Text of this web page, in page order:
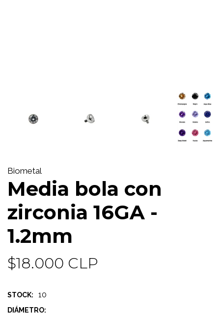
Biometal
Media bola con
zirconia 16GA -
1.2mm
$18.000 CLP
STOCK: 10
DIÁMETRO: